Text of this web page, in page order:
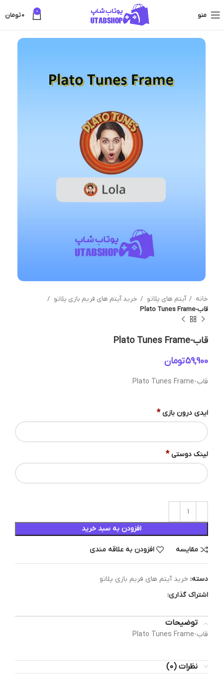
منو 0
0تومان
خانه آیتم های پلاتو
خرید آیتم های فریم بازی پلاتو
قاب-Plato Tunes Frame
قاب-Plato Tunes Frame
تومان
قاب-Plato Tunes Frame
ایدی درون بازی *
لینک دوستی *
افزودن به سبد خرید
مقایسه افزودن به علاقه مندی
دسته: خرید آیتم های فریم بازی پلاتو
اشتراک گذاری:
توضیحات
قاب-Plato Tunes Frame
نظرات (0)